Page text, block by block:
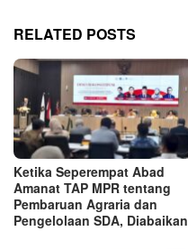
RELATED POSTS
Ketika Seperempat Abad
Amanat TAP MPR tentang
Pembaruan Agraria dan
Pengelolaan SDA, Diabaikan